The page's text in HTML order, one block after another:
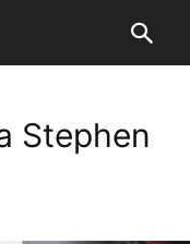
Stephen